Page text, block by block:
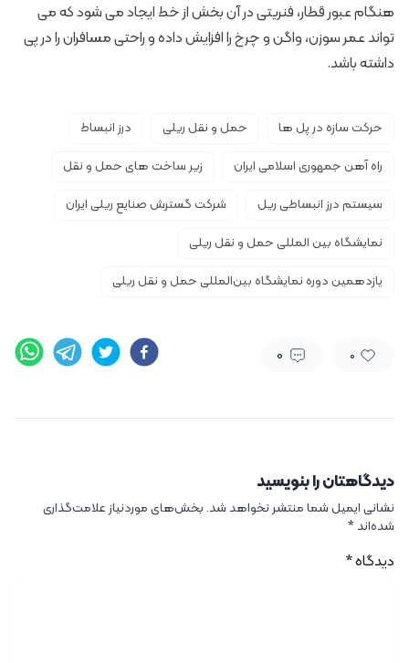
هنگام عبور قطار، فنریتی در آن بخش از خط ایجاد می شود که می
تواند عمر سوزن، واگن و چرخ را افزایش داده و راحتی مسافران را در پی
داشته باشد.
حرکت سازه در پل ها حمل و نقل ریلی
درز انبساط
راه آهن جمهوری اسلامی ایران
زیر ساخت های حمل و نقل
سیستم درز انبساطی ریل
شرکت گسترش صنایع ریلی ایران
نمایشگاه بین المللی حمل و نقل ریلی
یازدهمین دوره نمایشگاه بین‌المللی حمل و نقل ریلی
0
0
دیدگاهتان را بنویسید
نشانی ایمیل شما منتشر نخواهد شد. بخش‌های موردنیاز علامت‌گذاری
شده‌اند*
دیدگاه*